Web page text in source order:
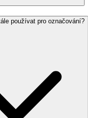
používat pro označování?